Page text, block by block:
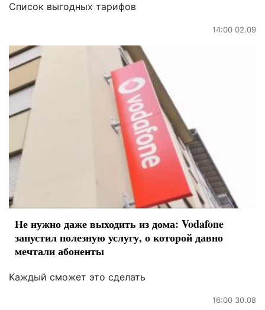
Список выгодных тарифов
14:00 02.09
Не нужно даже выходить из дома: Vodafone
запустил полезную услугу, о которой давно
мечтали абоненты
Каждый сможет это сделать
16:00 30.08